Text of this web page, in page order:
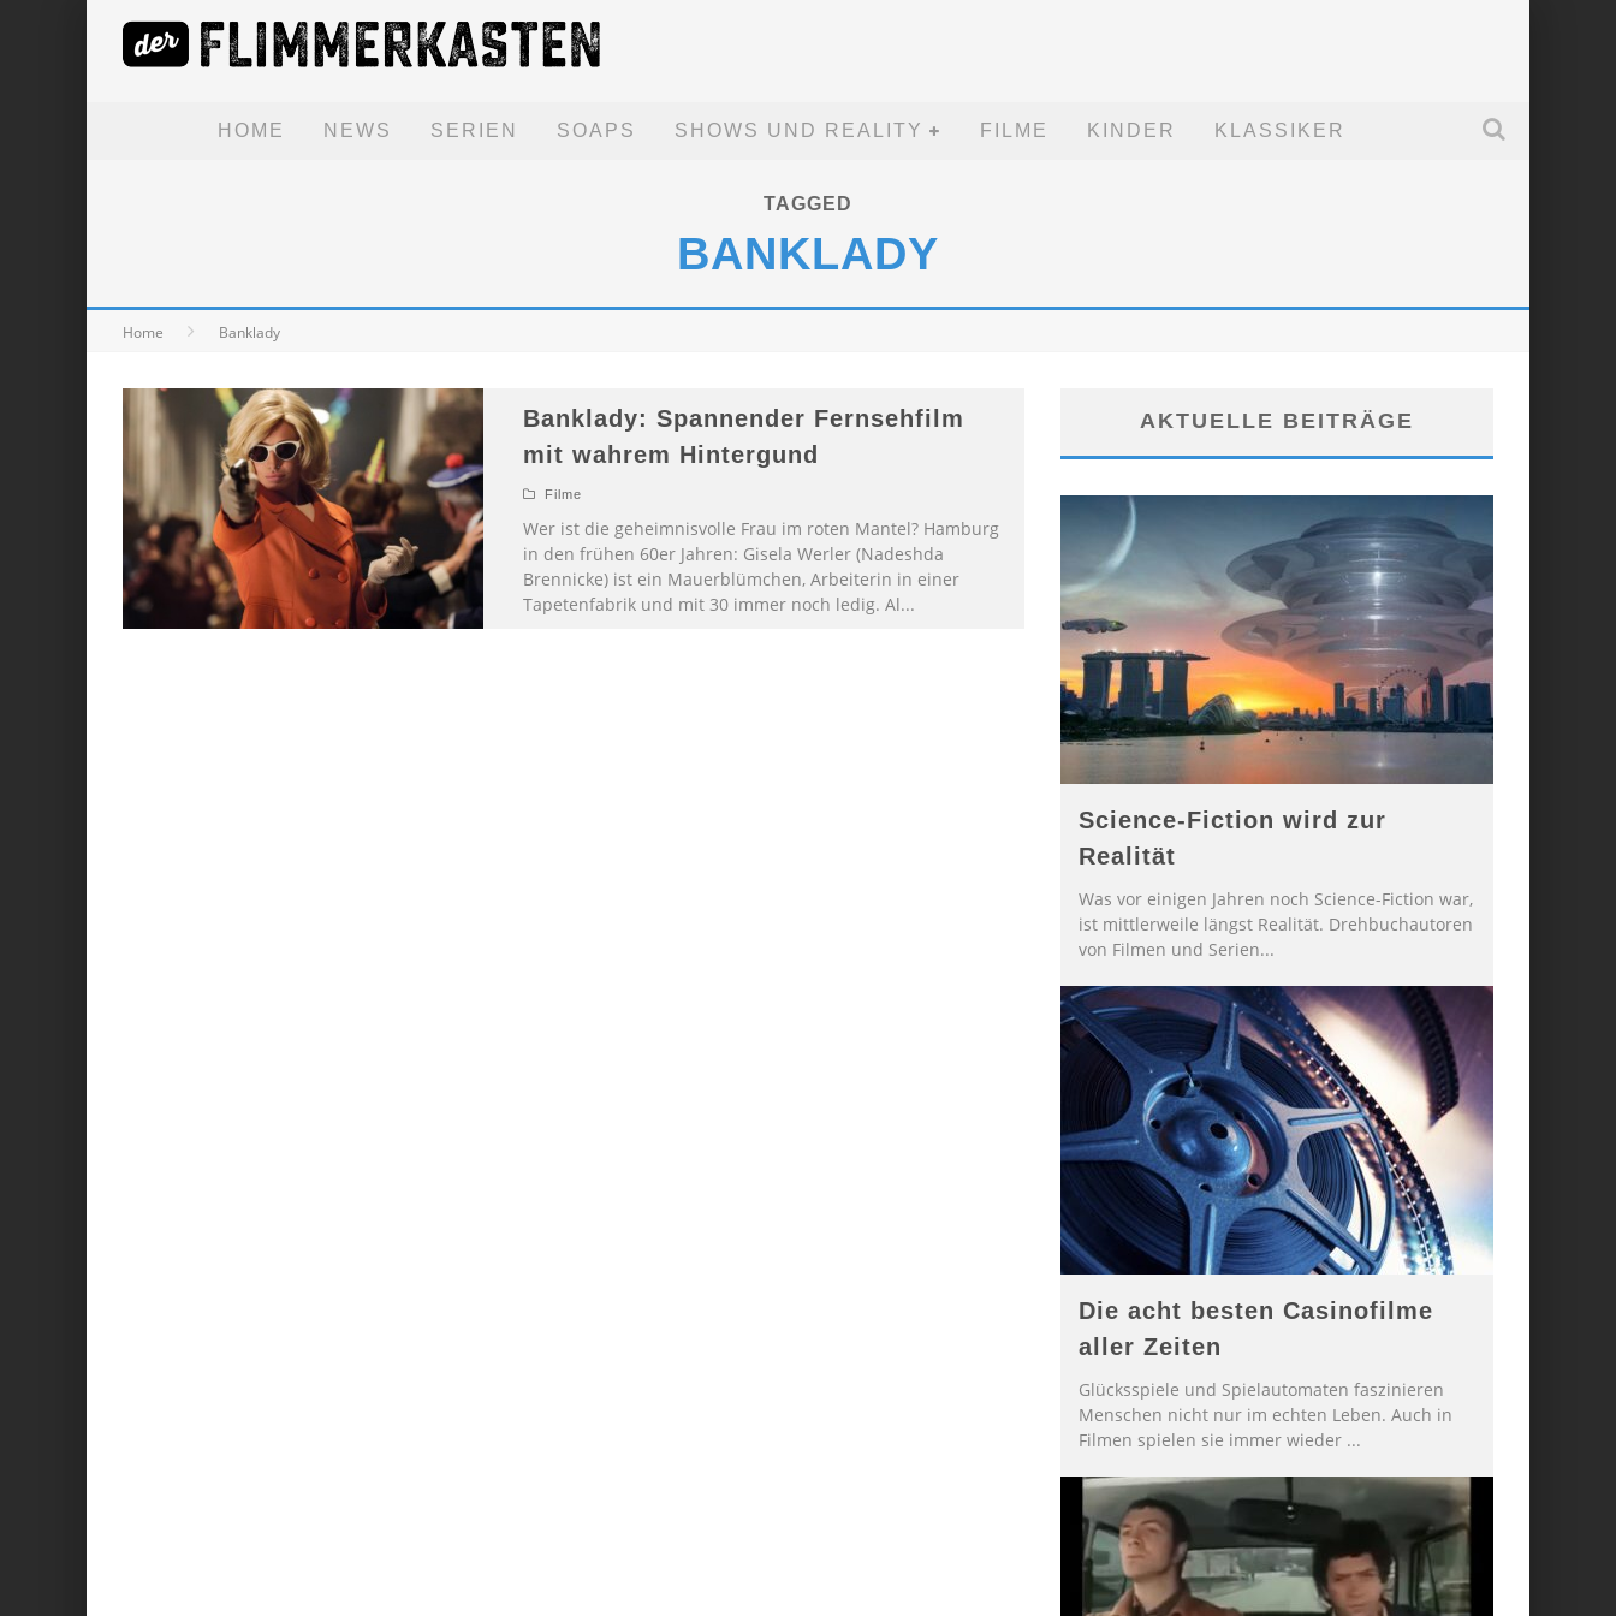
HOME NEWS SERIEN SOAPS SHOWS UND REALITY FILME KINDER KLASSIKER
TAGGED
BANKLADY
Home Banklady
Banklady: Spannender Fernsehfilm
mit wahrem Hintergund
Filme
Wer ist die geheimnisvolle Frau im roten Mantel? Hamburg
in den frühen 60er Jahren: Gisela Werler (Nadeshda
Brennicke) ist ein Mauerblümchen, Arbeiterin in einer
Tapetenfabrik und mit 30 immer noch ledig. Al...
AKTUELLE BEITRÄGE
Science-Fiction wird zur
Realität
Was vor einigen Jahren noch Science-Fiction war,
ist mittlerweile längst Realität. Drehbuchautoren
von Filmen und Serien...
Die acht besten Casinofilme
aller Zeiten
Glücksspiele und Spielautomaten faszinieren
Menschen nicht nur im echten Leben. Auch in
Filmen spielen sie immer wieder ...